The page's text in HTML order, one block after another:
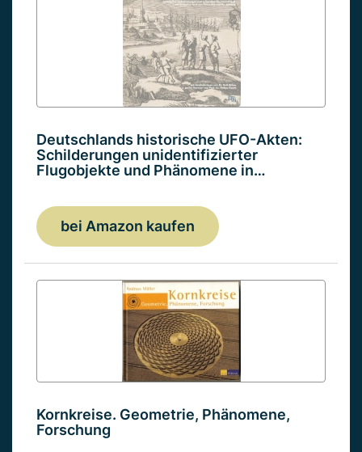
Deutschlands historische UFO-Akten:
Schilderungen unidentifizierter
Flugobjekte und Phänomene in…
bei Amazon kaufen
Kornkreise. Geometrie, Phänomene,
Forschung